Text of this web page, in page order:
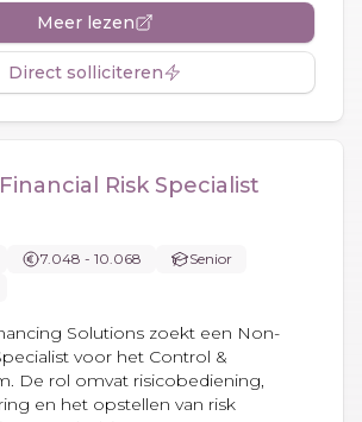
Meer lezen
Direct solliciteren
Risk Specialist
7.048 - 10.068
Senior
Solutions zoekt een Non-
voor het Control &
De rol omvat risicobediening,
en het opstellen van risk